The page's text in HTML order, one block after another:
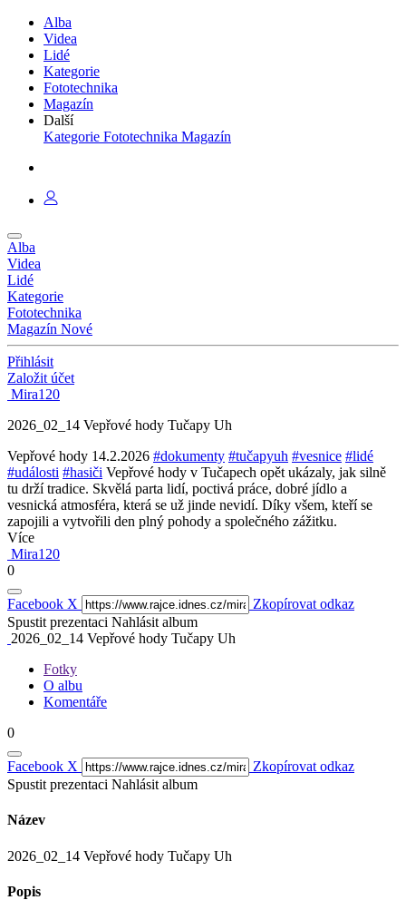
Alba
Videa
Lidé
Kategorie
Fototechnika
Magazín
Další
Kategorie Fototechnika Magazín
Alba
Videa
Lidé
Kategorie
Fototechnika
Magazín Nové
Přihlásit
Založit účet
Mira120
2026_02_14 Vepřové hody Tučapy Uh
Vepřové hody 14.2.2026 #dokumenty #tučapyuh #vesnice #lidé
#události #hasiči Vepřové hody v Tučapech opět ukázaly, jak silně
tu drží tradice. Skvělá parta lidí, poctivá práce, dobré jídlo a
vesnická atmosféra, která se už jinde nevidí. Díky všem, kteří se
zapojili a vytvořili den plný pohody a společného zážitku.
Více
Mira120
0
Facebook X
Zkopírovat odkaz
Spustit prezentaci Nahlásit album
2026_02_14 Vepřové hody Tučapy Uh
Fotky
O albu
Komentáře
0
Facebook X
Zkopírovat odkaz
Spustit prezentaci Nahlásit album
Název
2026_02_14 Vepřové hody Tučapy Uh
Popis